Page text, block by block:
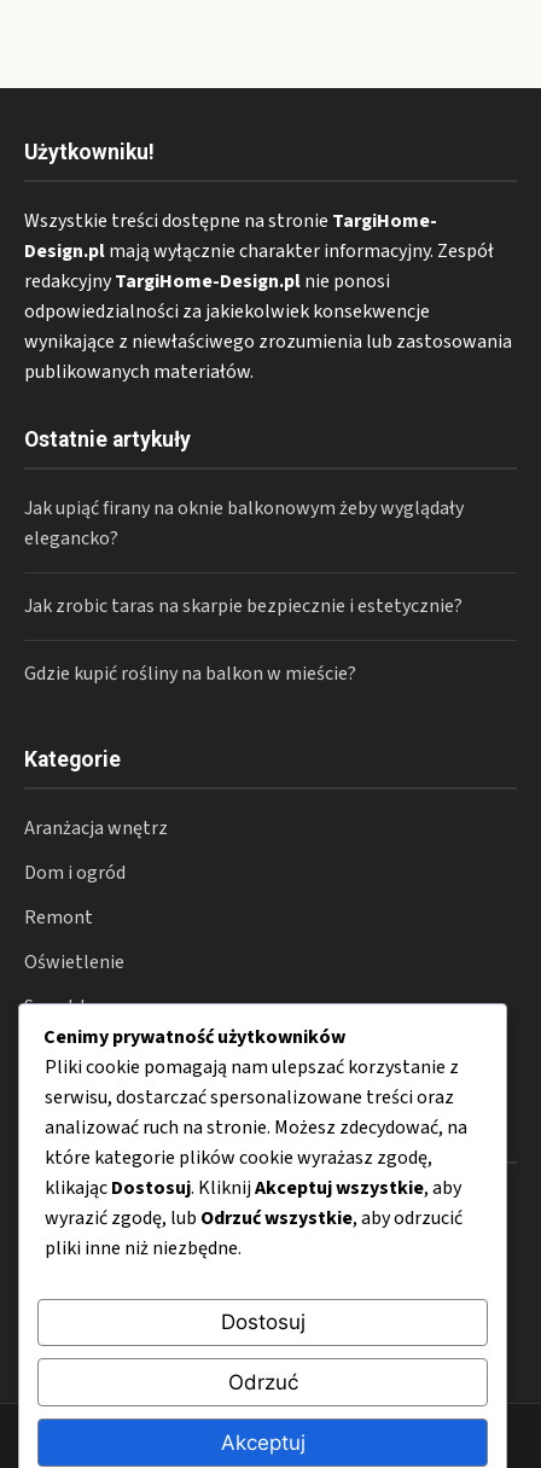
Użytkowniku!
Wszystkie treści dostępne na stronie TargiHome-
Design.plmają wyłącznie charakter informacyjny. Zespół
redakcyjnyTargiHome-Design.plnie ponosi
odpowiedzialności za jakiekolwiek konsekwencje
wynikające z niewłaściwego zrozumienia lub zastosowania
publikowanych materiałów.
Ostatnie artykuły
Jak upiąć firany na oknie balkonowym żeby wyglądały
elegancko?
Jak zrobic taras na skarpie bezpiecznie i estetycznie?
Gdzie kupić rośliny na balkon w mieście?
Kategorie
Aranżacja wnętrz
Dom i ogród
Remont
Oświetlenie
Smart home
Porady
Menu
O nas
Kontakt
Polityka prywatności
© 2026 TargiHome-Design.pl
Cenimy prywatność użytkowników
Pliki cookie pomagają nam ulepszać korzystanie z
serwisu, dostarczać spersonalizowane treści oraz
analizować ruch na stronie. Możesz zdecydować, na
które kategorie plików cookie wyrażasz zgodę,
klikającDostosuj. KliknijAkceptuj wszystkie, aby
wyrazić zgodę, lub Odrzuć wszystkie, aby odrzucić
pliki inne niż niezbędne.
Dostosuj
Odrzuć
Akceptuj